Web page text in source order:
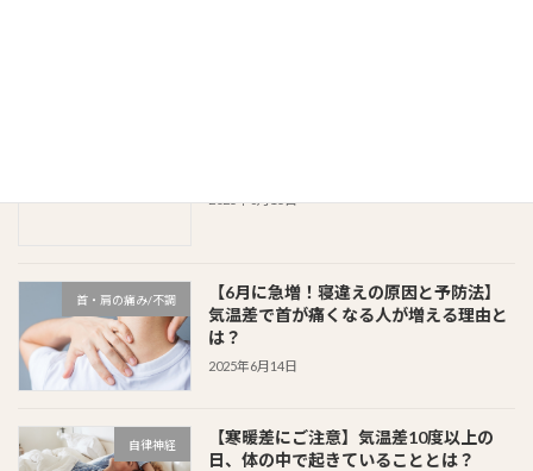
2025年6月15日
首・肩の痛み/不調
【6月に急増！寝違えの原因と予防法】
気温差で首が痛くなる人が増える理由と
は？
2025年6月14日
自律神経
【寒暖差にご注意】気温差10度以上の
日、体の中で起きていることとは？